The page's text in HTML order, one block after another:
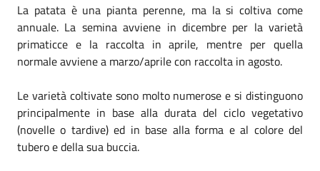
La patata è una pianta perenne, ma la si coltiva come
annuale. La semina avviene in dicembre per la varietà
primaticce e la raccolta in aprile, mentre per quella
normale avviene a marzo/aprile con raccolta in agosto.
Le varietà coltivate sono molto numerose e si distinguono
principalmente in base alla durata del ciclo vegetativo
(novelle o tardive) ed in base alla forma e al colore del
tubero e della sua buccia.